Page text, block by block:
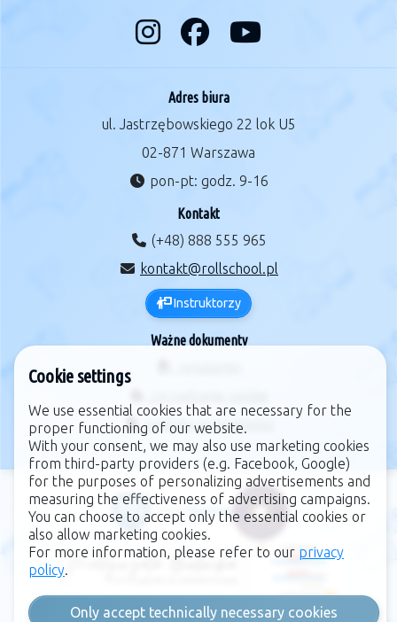
Adres biura
ul. Jastrzębowskiego 22 lok U5
02-871 Warszawa
pon-pt: godz. 9-16
Kontakt
(+48) 888 555 965
kontakt@rollschool.pl
Instruktorzy
Ważne dokumenty
polityka prywatności
Cookie settings
We use essential cookies that are necessary for the
proper functioning of our website.
With your consent, we may also use marketing cookies
from third-party providers (e.g. Facebook, Google)
for the purposes of personalizing advertisements and
measuring the effectiveness of advertising campaigns.
You can choose to accept only the essential cookies or
also allow marketing cookies.
For more information, please refer to our privacy
policy.
Only accept technically necessary cookies